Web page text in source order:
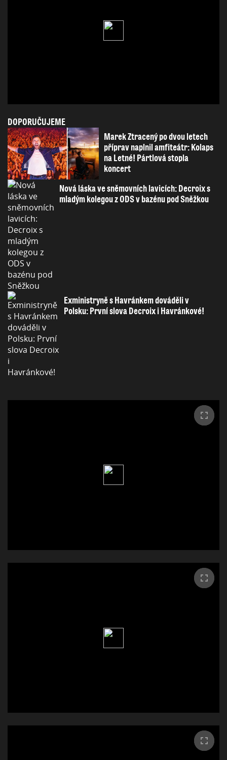
DOPORUČUJEME
Marek Ztracený po dvou letech
příprav naplnil amfiteátr: Kolaps
na Letné! Pártlová stopla
koncert
Nová láska ve sněmovních lavicích: Decroix s
mladým kolegou z ODS v bazénu pod Sněžkou
Exministryně s Havránkem dováděli v
Polsku: První slova Decroix i Havránkové!